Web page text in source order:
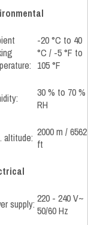
-20 °C to 40
°C / -5 °F to
105 °F
30 % to 70 %
RH
altitude: 2000 m / 6562
ft
supply: 220 - 240 V~
50/60 Hz